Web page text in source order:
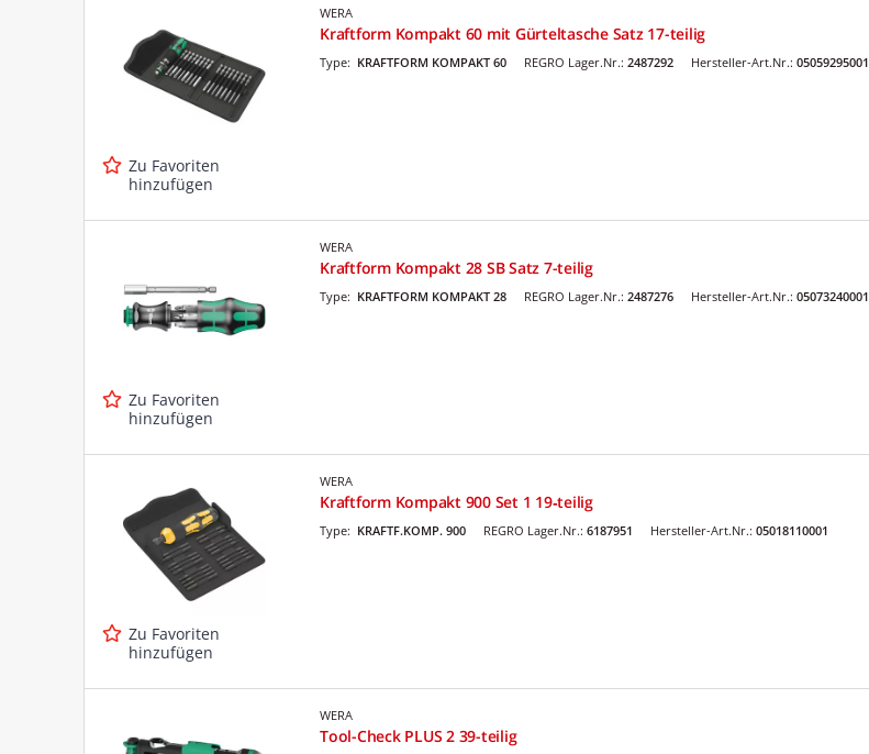
Zu Favoriten
hinzufügen
WERA
Kraftform Kompakt 60 mit Gürteltasche Satz 17-teilig
REGRO Lager.Nr.: 2487292
Type: KRAFTFORM KOMPAKT 60 Hersteller-Art.Nr.: 05059295001
Zu Favoriten
hinzufügen
WERA
Kraftform Kompakt 28 SB Satz 7-teilig
REGRO Lager.Nr.: 2487276
Type: KRAFTFORM KOMPAKT 28 Hersteller-Art.Nr.: 05073240001
Zu Favoriten
hinzufügen
WERA
Kraftform Kompakt 900 Set 1 19‑teilig
REGRO Lager.Nr.: 6187951
Type: KRAFTF.KOMP. 900 Hersteller-Art.Nr.: 05018110001
WERA
Tool-Check PLUS 2 39-teilig